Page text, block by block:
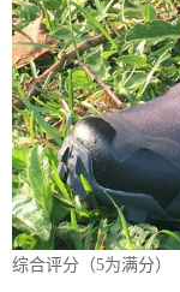
综合评分（5为满分）